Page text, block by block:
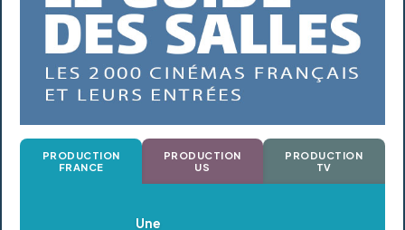
PRODUCTION
FRANCE
PRODUCTION
US
PRODUCTION
TV
Oldeupe